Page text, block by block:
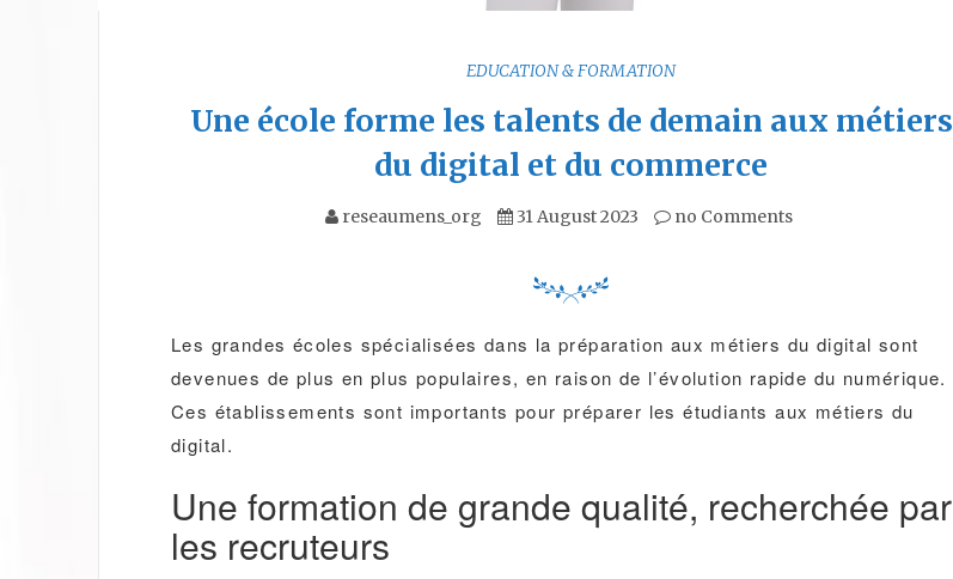
EDUCATION & FORMATION
Une école forme les talents de demain aux métiers
du digital et du commerce
reseaumens_org 31 August 2023 no Comments
Les grandes écoles spécialisées dans la préparation aux métiers du digital sont
devenues de plus en plus populaires, en raison de l’évolution rapide du numérique.
Ces établissements sont importants pour préparer les étudiants aux métiers du
digital.
Une formation de grande qualité, recherchée par
les recruteurs